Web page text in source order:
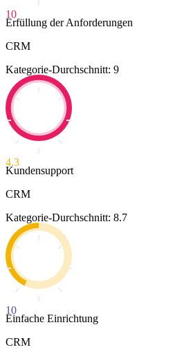
10
Erfüllung der Anforderungen
CRM
Kategorie-Durchschnitt: 9
4.3
Kundensupport
CRM
Kategorie-Durchschnitt: 8.7
10
Einfache Einrichtung
CRM